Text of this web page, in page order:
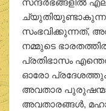
സംഭവിക്കുന്നത്,
നമ്മുടെ
പ്രതിഭാസം
ഓരോ
അവതാര
അവതാരങ്ങള്‍,